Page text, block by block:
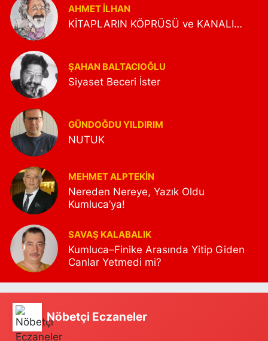
AHMET İLHAN
KİTAPLARIN KÖPRÜSÜ ve KANALI…
ŞAHAN BALTACIOĞLU
Siyaset Beceri İster
GÜNDOĞDU YILDIRIM
NUTUK
MEHMET ALPTEKİN
Nereden Nereye, Yazık Oldu
Kumluca’ya!
SAVAŞ KALABALIK
Kumluca–Finike Arasında Yitip Giden
Canlar Yetmedi mi?
Nöbetçi Eczaneler